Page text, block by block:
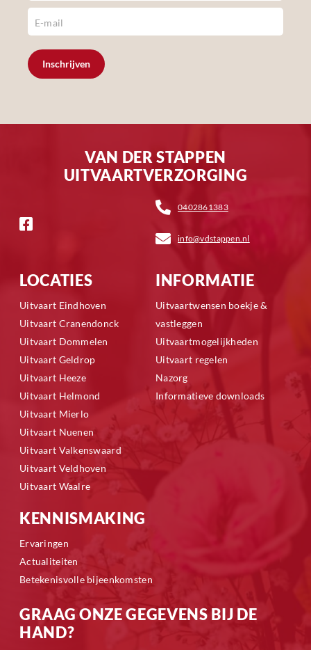
Inschrijven
VAN DER STAPPEN
UITVAARTVERZORGING
0402861383
info@vdstappen.nl
LOCATIES
Uitvaart Eindhoven
Uitvaart Cranendonck
Uitvaart Dommelen
Uitvaart Geldrop
Uitvaart Heeze
Uitvaart Helmond
Uitvaart Mierlo
Uitvaart Nuenen
Uitvaart Valkenswaard
Uitvaart Veldhoven
Uitvaart Waalre
INFORMATIE
Uitvaartwensen boekje &
vastleggen
Uitvaartmogelijkheden
Uitvaart regelen
Nazorg
Informatieve downloads
KENNISMAKING
Ervaringen
Actualiteiten
Betekenisvolle bijeenkomsten
GRAAG ONZE GEGEVENS BIJ DE
HAND?